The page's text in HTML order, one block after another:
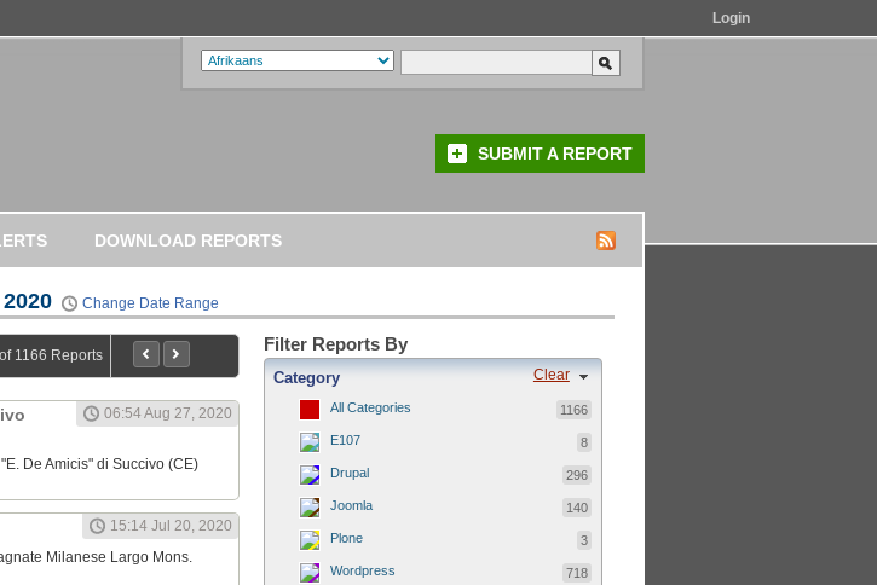
Login
SUBMIT A REPORT
DOWNLOAD REPORTS
Change Date Range
1166 Reports
06:54 Aug 27, 2020
De Amicis" di Succivo (CE)
15:14 Jul 20, 2020
Milanese Largo Mons.
Filter Reports By
Clear
Category
All Categories 1166
E107 8
Drupal 296
Joomla 140
Plone 3
Wordpress 718